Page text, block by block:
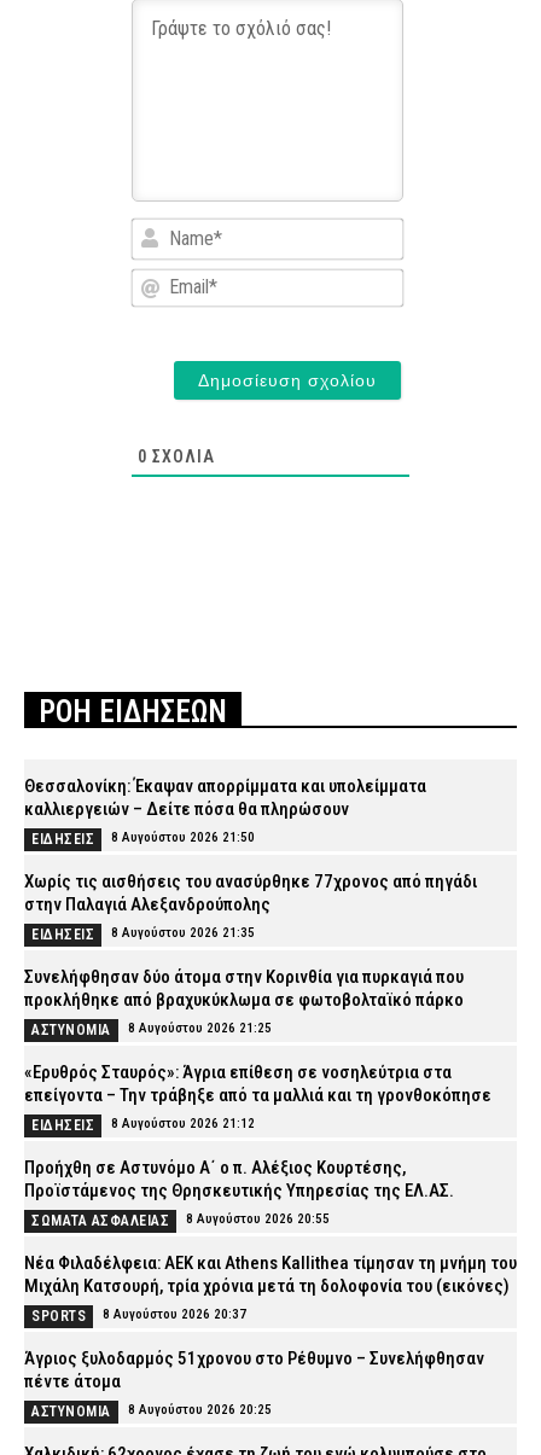
Name*
Email*
0 ΣΧΌΛΙΑ
ΡΟΗ ΕΙΔΗΣΕΩΝ
Θεσσαλονίκη: Έκαψαν απορρίμματα και υπολείμματα
καλλιεργειών – Δείτε πόσα θα πληρώσουν
ΕΙΔΗΣΕΙΣ 8 Αυγούστου 2026 21:50
Χωρίς τις αισθήσεις του ανασύρθηκε 77χρονος από πηγάδι
στην Παλαγιά Αλεξανδρούπολης
ΕΙΔΗΣΕΙΣ 8 Αυγούστου 2026 21:35
Συνελήφθησαν δύο άτομα στην Κορινθία για πυρκαγιά που
προκλήθηκε από βραχυκύκλωμα σε φωτοβολταϊκό πάρκο
ΑΣΤΥΝΟΜΙΑ 8 Αυγούστου 2026 21:25
«Ερυθρός Σταυρός»: Άγρια επίθεση σε νοσηλεύτρια στα
επείγοντα – Την τράβηξε από τα μαλλιά και τη γρονθοκόπησε
ΕΙΔΗΣΕΙΣ 8 Αυγούστου 2026 21:12
Προήχθη σε Αστυνόμο Α΄ ο π. Αλέξιος Κουρτέσης,
Προϊστάμενος της Θρησκευτικής Υπηρεσίας της ΕΛ.ΑΣ.
ΣΩΜΑΤΑ ΑΣΦΑΛΕΙΑΣ 8 Αυγούστου 2026 20:55
Νέα Φιλαδέλφεια: ΑΕΚ και Athens Kallithea τίμησαν τη μνήμη του
Μιχάλη Κατσουρή, τρία χρόνια μετά τη δολοφονία του (εικόνες)
SPORTS 8 Αυγούστου 2026 20:37
Άγριος ξυλοδαρμός 51χρονου στο Ρέθυμνο – Συνελήφθησαν
πέντε άτομα
ΑΣΤΥΝΟΜΙΑ 8 Αυγούστου 2026 20:25